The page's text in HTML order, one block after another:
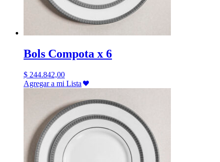
Bols Compota x 6
$ 244.842,00
Agregar a mi Lista